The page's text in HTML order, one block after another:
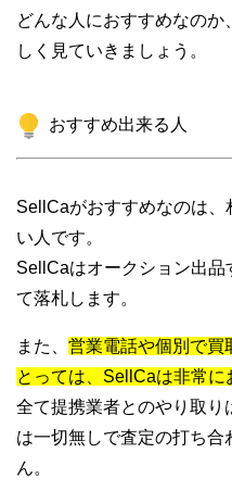
どんな人におすすめなの
しく見ていきましょう。
おすすめ出来る人
SellCaがおすすめなのは、
い人です。
SellCaはオークション出品
て落札します。
また、 営業電話や個別で買
とっては、SellCaは非常に
全て提携業者とのやり取
は一切無しで査定の打ち
ん。